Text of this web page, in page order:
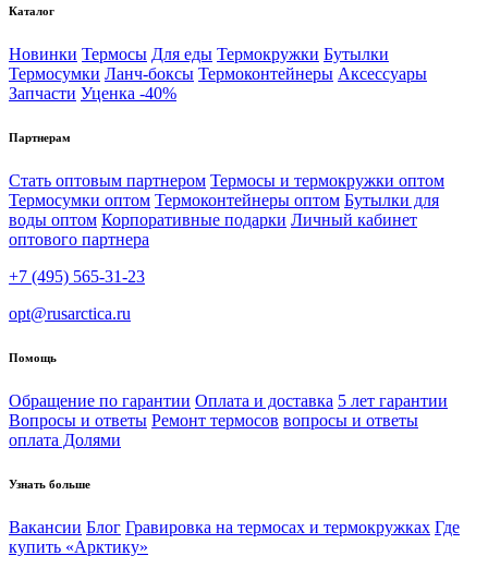
Каталог
Новинки Термосы Для еды Термокружки Бутылки
Термосумки Ланч-боксы Термоконтейнеры Аксессуары
Запчасти Уценка -40%
Партнерам
Стать оптовым партнером Термосы и термокружки оптом
Термосумки оптом Термоконтейнеры оптом Бутылки для
воды оптом Корпоративные подарки Личный кабинет
оптового партнера
+7 (495) 565-31-23
opt@rusarctica.ru
Помощь
Обращение по гарантии Оплата и доставка 5 лет гарантии
Вопросы и ответы Ремонт термосов вопросы и ответы
оплата Долями
Узнать больше
Вакансии Блог Гравировка на термосах и термокружках Где
купить «Арктику»